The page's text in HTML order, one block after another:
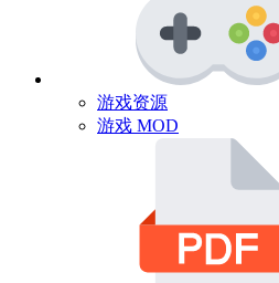
游戏资源
游戏 MOD